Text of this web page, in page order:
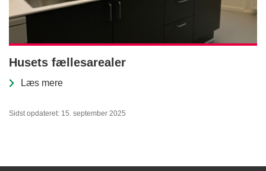
Husets fællesarealer
Læs mere
Sidst opdateret: 15. september 2025